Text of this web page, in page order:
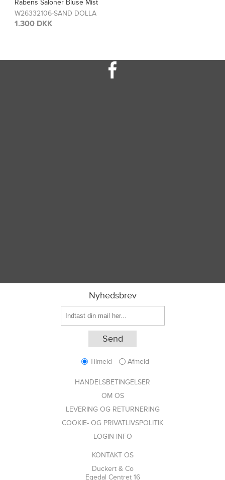
Rabens Saloner Top Sinem
W26308115-FRENCH TOA
Nyhedsbrev
Tilmeld Afmeld
HANDELSBETINGELSER
OM OS
LEVERING OG RETURNERING
COOKIE- OG PRIVATLIVSPOLITIK
LOGIN INFO
KONTAKT OS
Duckert & Co
Egedal Centret 16